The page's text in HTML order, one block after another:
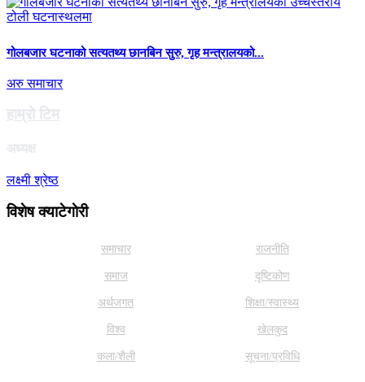
गोलबजार घटनाको सत्यतथ्य छानबिन सुरु, गृह मन्त्रालयको...
अरु समाचार
हाम्राे टिम
अध्यक्ष
लक्ष्मी श्रेष्ठ
विशेष क्याटेगाेरी
समाचार राजनीति
समाज दृष्टिकोण
अर्थजगत शिक्षा/स्वास्थ्य
विश्व खेलकुद
कला/शैली सूचना/प्रविधि